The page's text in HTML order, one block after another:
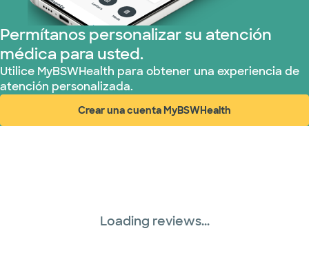
Permítanos personalizar su atención
médica para usted.
Utilice MyBSWHealth para obtener una experiencia de
atención personalizada.
Crear una cuenta MyBSWHealth
(abre en ventana nueva)
Loading reviews...